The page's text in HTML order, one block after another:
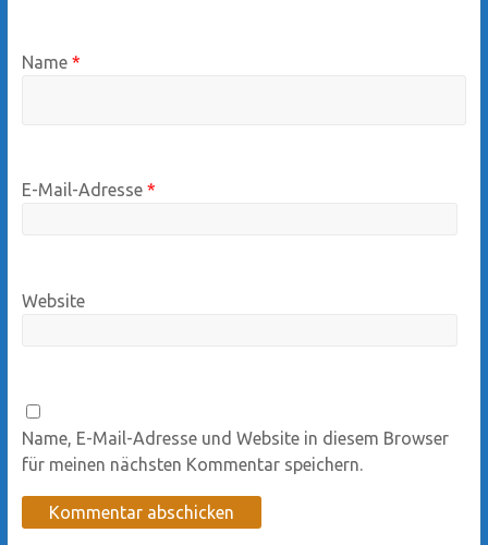
Name *
E-Mail-Adresse *
Website
Name, E-Mail-Adresse und Website in diesem Browser
für meinen nächsten Kommentar speichern.